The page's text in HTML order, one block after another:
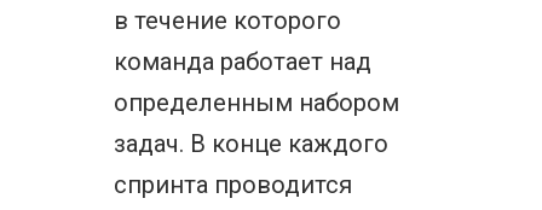
в течение которого
команда работает над
определенным набором
задач. В конце каждого
спринта проводится